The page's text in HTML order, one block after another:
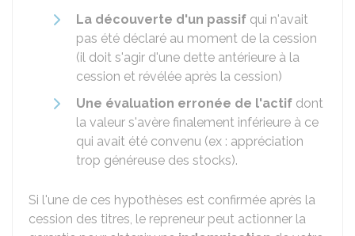
La découverte d'un passif qui n'avait
pas été déclaré au moment de la cession
(il doit s'agir d'une dette antérieure à la
cession et révélée après la cession)
Une évaluation erronée de l'actif dont
la valeur s'avère finalement inférieure à ce
qui avait été convenu (ex : appréciation
trop généreuse des stocks).
Si l'une de ces hypothèses est confirmée après la
cession des titres, le repreneur peut actionner la